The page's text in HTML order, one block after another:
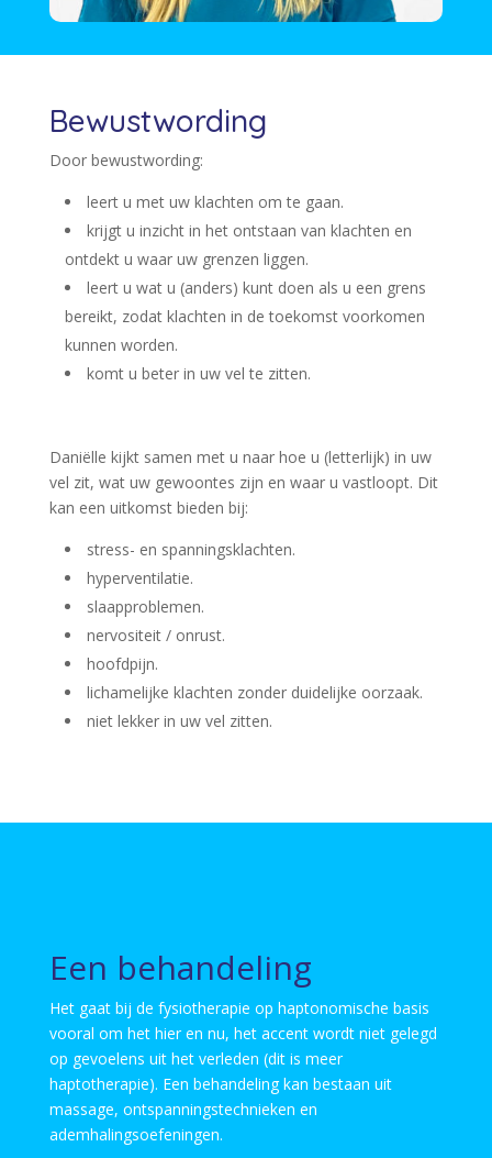
Bewustwording
Door bewustwording:
leert u met uw klachten om te gaan.
krijgt u inzicht in het ontstaan van klachten en
ontdekt u waar uw grenzen liggen.
leert u wat u (anders) kunt doen als u een grens
bereikt, zodat klachten in de toekomst voorkomen
kunnen worden.
komt u beter in uw vel te zitten.
Daniëlle kijkt samen met u naar hoe u (letterlijk) in uw
vel zit, wat uw gewoontes zijn en waar u vastloopt. Dit
kan een uitkomst bieden bij:
stress- en spanningsklachten.
hyperventilatie.
slaapproblemen.
nervositeit / onrust.
hoofdpijn.
lichamelijke klachten zonder duidelijke oorzaak.
niet lekker in uw vel zitten.
Een behandeling
Het gaat bij de fysiotherapie op haptonomische basis
vooral om het hier en nu, het accent wordt niet gelegd
op gevoelens uit het verleden (dit is meer
haptotherapie). Een behandeling kan bestaan uit
massage, ontspanningstechnieken en
ademhalingsoefeningen.